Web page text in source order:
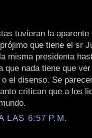
tuvieran la aparente
que tiene el sr
misma presidenta
que nada tiene que
el disenso. Se
critican que a los
LAS 6:57 P.M.